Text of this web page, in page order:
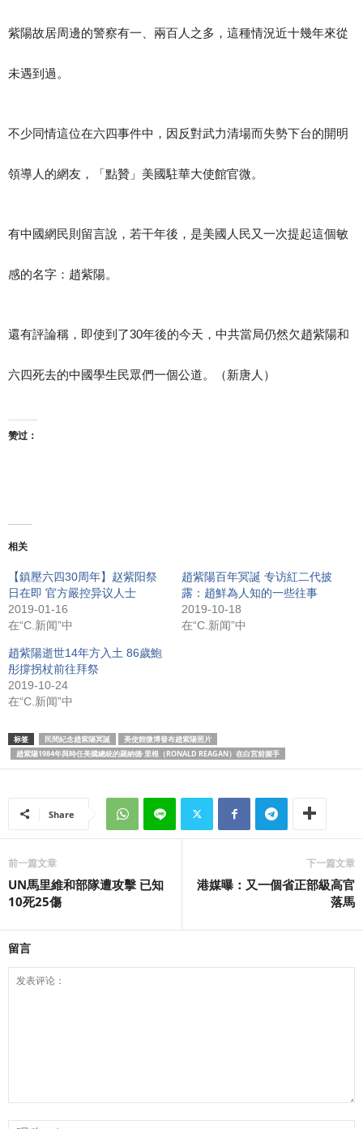
紫陽故居周邊的警察有一、兩百人之多，這種情況近十幾年來從
未遇到過。
不少同情這位在六四事件中，因反對武力清場而失勢下台的開明
領導人的網友，「點贊」美國駐華大使館官微。
有中國網民則留言說，若干年後，是美國人民又一次提起這個敏
感的名字：趙紫陽。
還有評論稱，即使到了30年後的今天，中共當局仍然欠趙紫陽和
六四死去的中國學生民眾們一個公道。（新唐人）
赞过：
相关
【鎮壓六四30周年】赵紫阳祭
日在即 官方嚴控异议人士
2019-01-16
在“C.新闻”中
趙紫陽百年冥誕 专访紅二代披
露：趙鮮為人知的一些往事
2019-10-18
在“C.新闻”中
趙紫陽逝世14年方入土 86歲鮑
彤撐拐杖前往拜祭
2019-10-24
在“C.新闻”中
标签 民間紀念趙紫陽冥誕
美使館微博發布趙紫陽照片
趙紫陽1984年與時任美國總統的羅納德·里根（RONALD REAGAN）在白宮前握手
Share
前一篇文章
UN馬里維和部隊遭攻擊 已知
10死25傷
下一篇文章
港媒曝：又一個省正部級高官
落馬
留言